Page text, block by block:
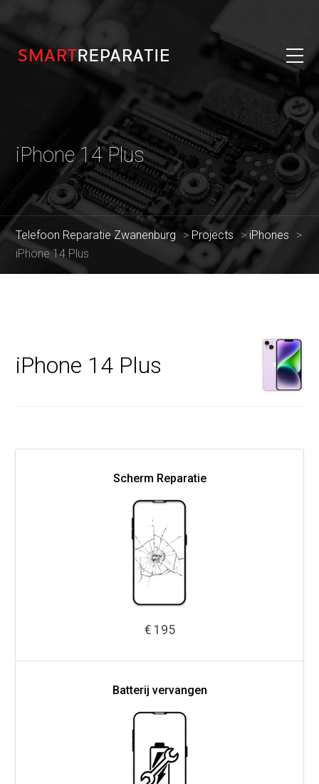
iPhone 14 Plus
Telefoon Reparatie Zwanenburg > Projects > iPhones
>
iPhone 14 Plus
iPhone 14 Plus
Scherm Reparatie
€ 195
Batterij vervangen